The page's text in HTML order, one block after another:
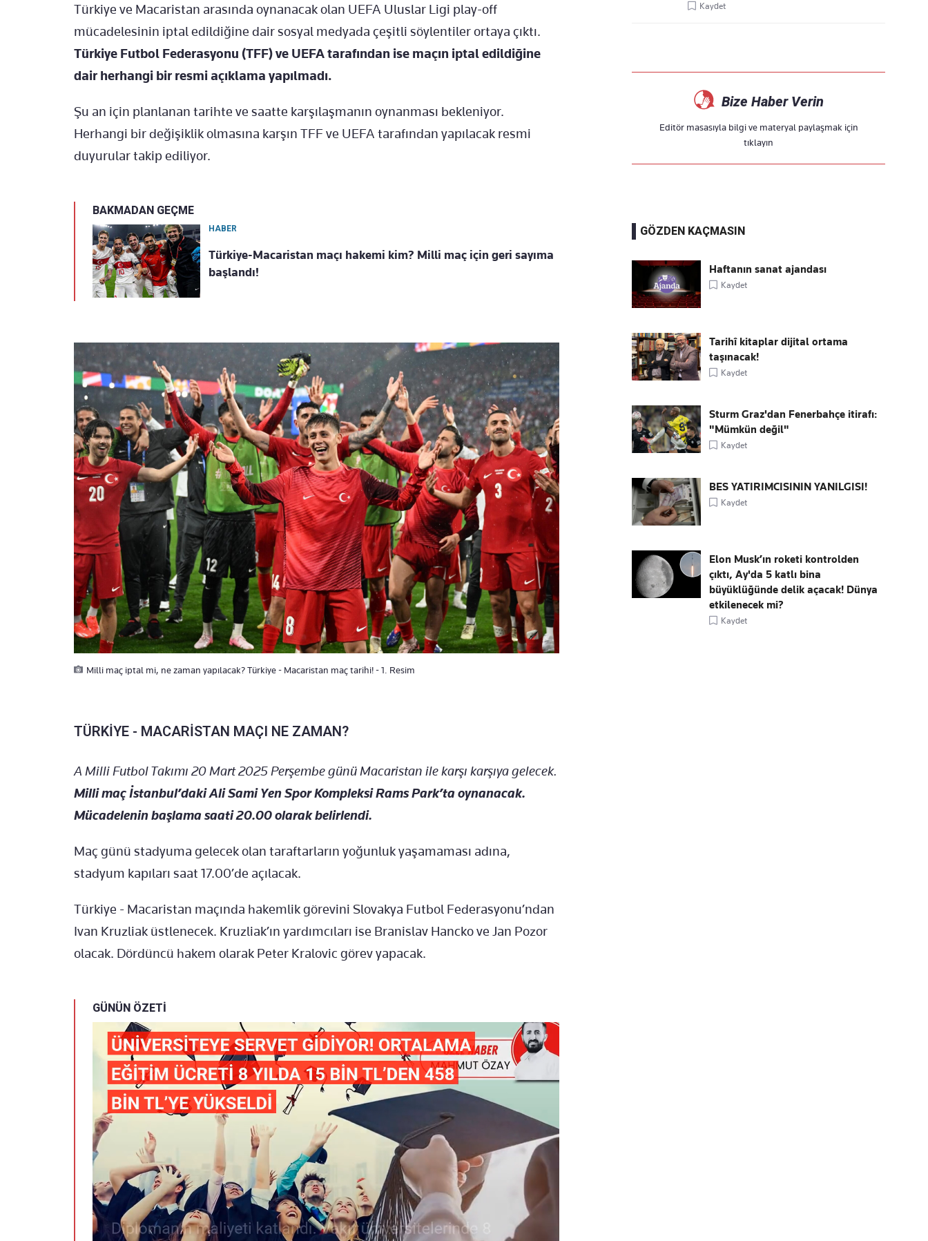
Türkiye ve Macaristan arasında oynanacak olan UEFA Uluslar Ligi play-off
mücadelesinin iptal edildiğine dair sosyal medyada çeşitli söylentiler ortaya çıktı.
Türkiye Futbol Federasyonu (TFF) ve UEFA tarafından ise maçın iptal edildiğine
dair herhangi bir resmi açıklama yapılmadı.
Şu an için planlanan tarihte ve saatte karşılaşmanın oynanması bekleniyor.
Herhangi bir değişiklik olmasına karşın TFF ve UEFA tarafından yapılacak resmi
duyurular takip ediliyor.
BAKMADAN GEÇME
HABER
Türkiye-Macaristan maçı hakemi kim? Milli maç için geri sayıma
başlandı!
Milli maç iptal mi, ne zaman yapılacak? Türkiye - Macaristan maç tarihi! - 1. Resim
TÜRKİYE - MACARİSTAN MAÇI NE ZAMAN?
A Milli Futbol Takımı 20 Mart 2025 Perşembe günü Macaristan ile karşı karşıya gelecek.
Milli maç İstanbul’daki Ali Sami Yen Spor Kompleksi Rams Park’ta oynanacak.
Mücadelenin başlama saati 20.00 olarak belirlendi.
Maç günü stadyuma gelecek olan taraftarların yoğunluk yaşamaması adına,
stadyum kapıları saat 17.00’de açılacak.
Türkiye - Macaristan maçında hakemlik görevini Slovakya Futbol Federasyonu’ndan
Ivan Kruzliak üstlenecek. Kruzliak’ın yardımcıları ise Branislav Hancko ve Jan Pozor
olacak. Dördüncü hakem olarak Peter Kralovic görev yapacak.
GÜNÜN ÖZETİ
Kaydet
Bize Haber Verin
Editör masasıyla bilgi ve materyal paylaşmak için
tıklayın
GÖZDEN KAÇMASIN
Haftanın sanat ajandası
Kaydet
Tarihî kitaplar dijital ortama
taşınacak!
Kaydet
Sturm Graz'dan Fenerbahçe itirafı:
"Mümkün değil"
Kaydet
BES YATIRIMCISININ YANILGISI!
Kaydet
Elon Musk’ın roketi kontrolden
çıktı, Ay'da 5 katlı bina
büyüklüğünde delik açacak! Dünya
etkilenecek mi?
Kaydet